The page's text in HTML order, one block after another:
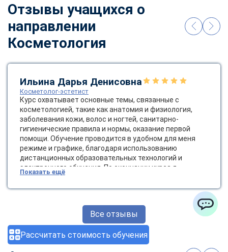
Рассчитать стоимость обучения
Отзывы учащихся о
направлении
Косметология
Ильина Дарья Денисовна
Косметолог-эстетист
Курс охватывает основные темы, связанные с
косметологией, такие как анатомия и физиология,
заболевания кожи, волос и ногтей, санитарно-
гигиенические правила и нормы, оказание первой
помощи. Обучение проводится в удобном для меня
режиме и графике, благодаря использованию
дистанционных образовательных технологий и
электронного обучения. По окончании курса я
получила диплом государственного образца, который
позволяет мне работать косметологом-эстетистом.
Это открывает новые возможности для карьерного
роста и развития в сфере красоты и здоровья.
Показать ещё
Все отзывы
ChatApp